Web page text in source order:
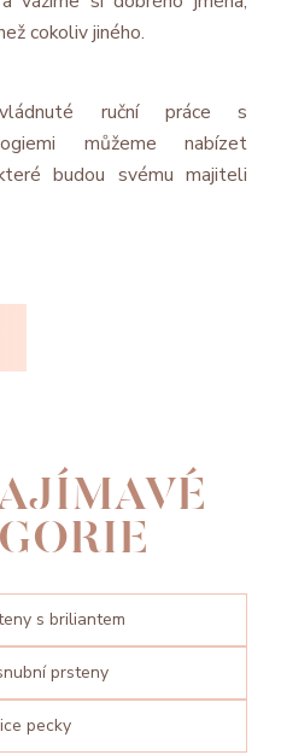
cokoliv jiného.
ruční práce s
můžeme nabízet
budou svému majiteli
s briliantem
prsteny
pecky